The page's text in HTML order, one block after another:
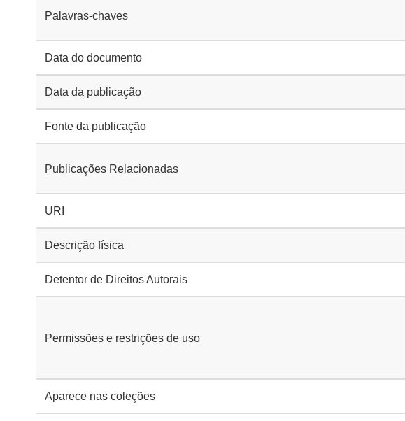
Palavras-chaves
Data do documento
Data da publicação
Fonte da publicação
Publicações Relacionadas
URI
Descrição física
Detentor de Direitos Autorais
Permissões e restrições de uso
Aparece nas coleções